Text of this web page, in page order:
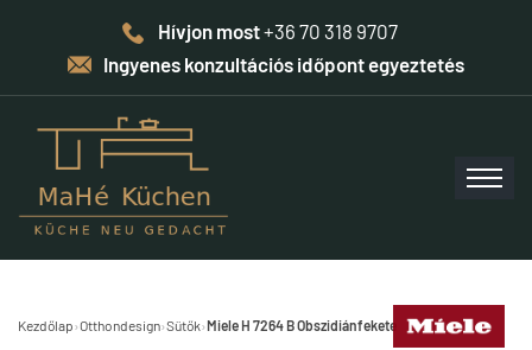
Hívjon most+36 70 318 9707
Ingyenes konzultációs időpont egyeztetés
Kezdőlap›Otthondesign›Sütők›Miele H 7264 B Obszidiánfekete